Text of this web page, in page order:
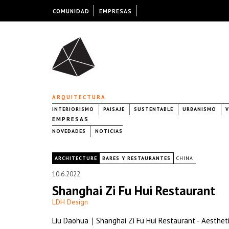
ARQUITECTURA
INTERIORISMO PAISAJE SUSTENTABLE URBANISMO
EMPRESAS
NOVEDADES NOTICIAS
ARCHITECTURE BARES Y RESTAURANTES CHINA
10.6.2022
Shanghai Zi Fu Hui Restaurant
LDH Design
Liu Daohua｜Shanghai Zi Fu Hui Restaurant -
COMUNIDAD EMPRESAS